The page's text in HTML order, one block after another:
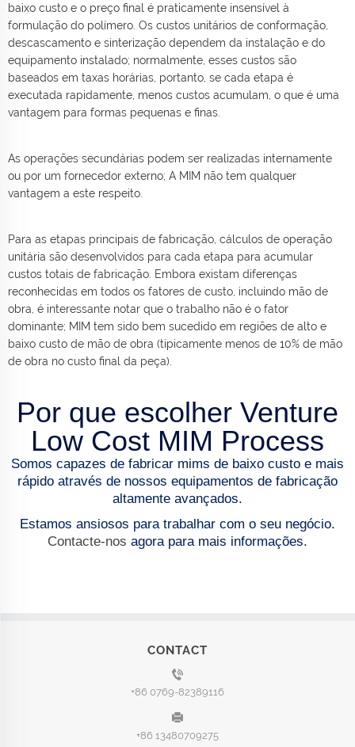
baixo custo e o preço final é praticamente insensível à
formulação do polímero. Os custos unitários de conformação,
descascamento e sinterização dependem da instalação e do
equipamento instalado; normalmente, esses custos são
baseados em taxas horárias, portanto, se cada etapa é
executada rapidamente, menos custos acumulam, o que é uma
vantagem para formas pequenas e finas.
As operações secundárias podem ser realizadas internamente
ou por um fornecedor externo; A MIM não tem qualquer
vantagem a este respeito.
Para as etapas principais de fabricação, cálculos de operação
unitária são desenvolvidos para cada etapa para acumular
custos totais de fabricação. Embora existam diferenças
reconhecidas em todos os fatores de custo, incluindo mão de
obra, é interessante notar que o trabalho não é o fator
dominante; MIM tem sido bem sucedido em regiões de alto e
baixo custo de mão de obra (tipicamente menos de 10% de mão
de obra no custo final da peça).
Por que escolher Venture
Low Cost MIM Process
Somos capazes de fabricar mims de baixo custo e mais
rápido através de nossos equipamentos de fabricação
altamente avançados.
Estamos ansiosos para trabalhar com o seu negócio.
Contacte-nos agora para mais informações.
CONTACT
+86 0769-82389116
+86 13480709275